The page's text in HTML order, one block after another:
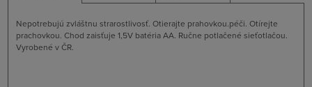
Nepotrebujú zvláštnu strarostlivosť. Otierajte prahovkou.péči. Otírejte
prachovkou. Chod zaisťuje 1,5V batéria AA. Ručne potlačené sieťotlačou.
Vyrobené v ČR.